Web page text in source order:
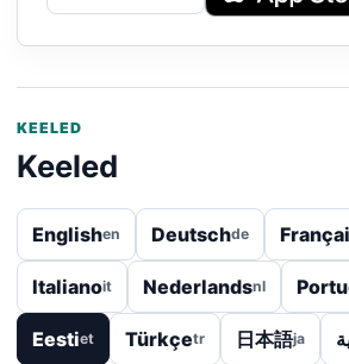
KEELED
Keeled
Englishen Deutschde
Italianoit Nederlandsnl
Eestiet Türkçetr 日本語ja